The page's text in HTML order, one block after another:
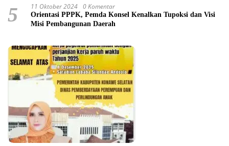
5 11 Oktober 2024 0 Komentar
Orientasi PPPK, Pemda Konsel Kenalkan Tupoksi dan Visi
Misi Pembangunan Daerah